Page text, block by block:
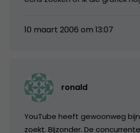
10 maart 2006 om 13:07
ronald
YouTube heeft gewoonweg
zoekt. Bijzonder. De